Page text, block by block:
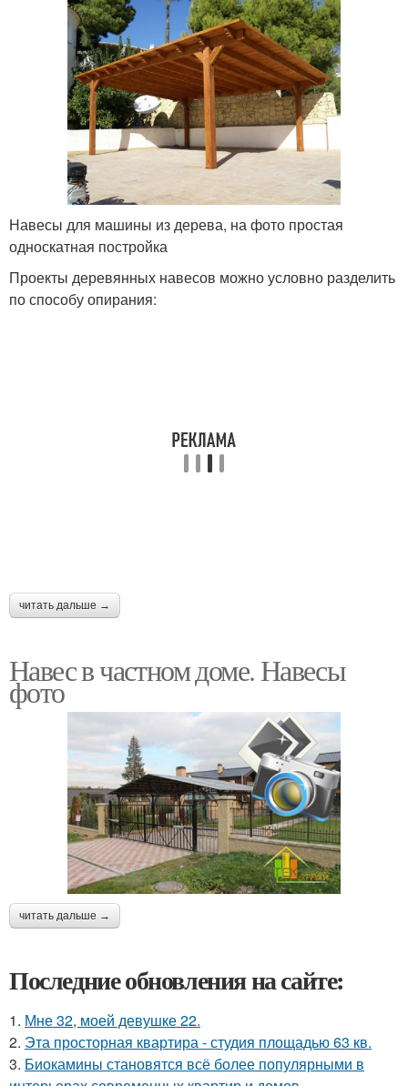
Навесы для машины из дерева, на фото простая
односкатная постройка
Проекты деревянных навесов можно условно разделить
по способу опирания:
читать дальше →
Навес в частном доме. Навесы
фото
читать дальше →
Последние обновления на сайте:
1. Мне 32, моей девушке 22.
2. Эта просторная квартира - студия площадью 63 кв.
3. Биокамины становятся всё более популярными в